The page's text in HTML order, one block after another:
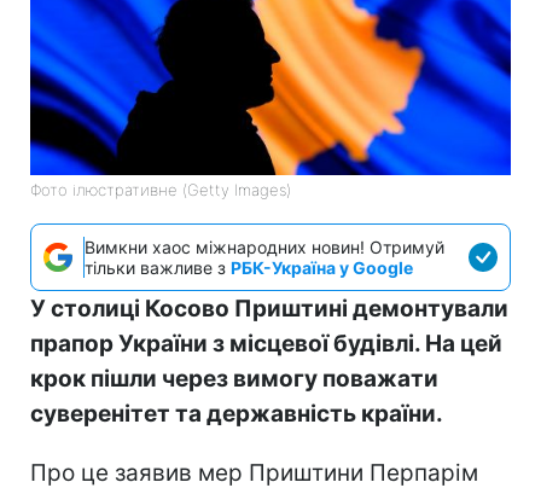
Фото ілюстративне (Getty Images)
Вимкни хаос міжнародних новин! Отримуй
тільки важливе з РБК-Україна у Google
У столиці Косово Приштині демонтували
прапор України з місцевої будівлі. На цей
крок пішли через вимогу поважати
суверенітет та державність країни.
Про це заявив мер Приштини Перпарім